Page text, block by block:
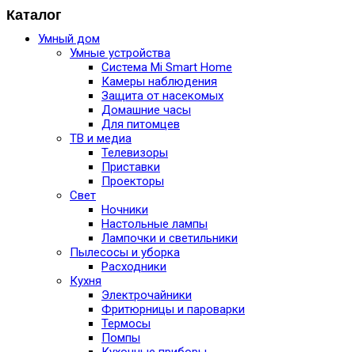
Каталог
Умный дом
Умные устройства
Система Mi Smart Home
Камеры наблюдения
Защита от насекомых
Домашние часы
Для питомцев
ТВ и медиа
Телевизоры
Приставки
Проекторы
Свет
Ночники
Настольные лампы
Лампочки и светильники
Пылесосы и уборка
Расходники
Кухня
Электрочайники
Фритюрницы и пароварки
Термосы
Помпы